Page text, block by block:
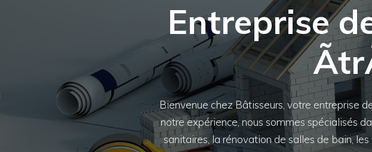
Entreprise
Bienvenue chez Bâtisseurs, votre entreprise
notre expérience, nous sommes spécialisés
sanitaires, la rénovation de salles de bain,